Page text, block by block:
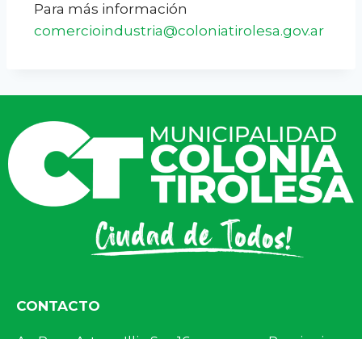
Para más información
comercioindustria@coloniatirolesa.gov.ar
CONTACTO